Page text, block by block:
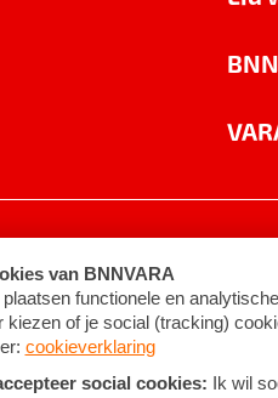
Algemene